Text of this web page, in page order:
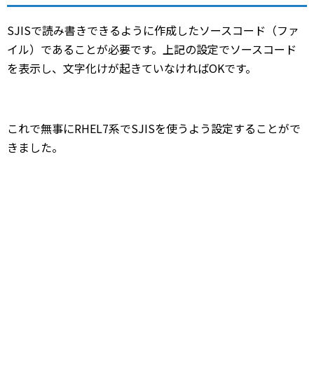
SJISで読み書きできるように作成したソースコード（ファ
イル）であることが必要です。上記の設定でソースコード
を表示し、文字化けが起きていなければOKです。
これで無事にRHEL7系でSJISを使うよう設定することがで
きました。